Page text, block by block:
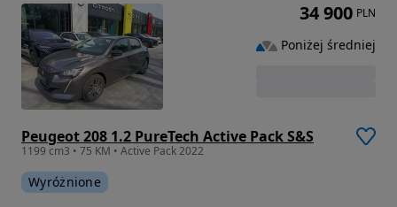
Peugeot 208 1.2 PureTech Active Pack S&S
1199 cm3 • 75 KM • Active Pack 2022
Wyróżnione
34 900 PLN
Poniżej średniej